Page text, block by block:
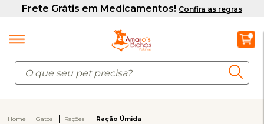
Home Gatos Rações Ração Úmida